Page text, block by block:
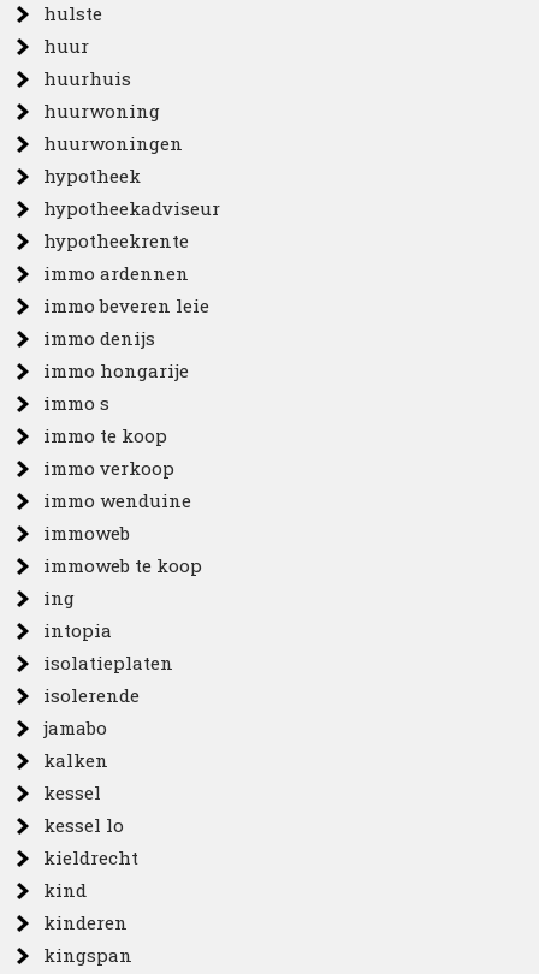
hulste
huur
huurhuis
huurwoning
huurwoningen
hypotheek
hypotheekadviseur
hypotheekrente
immo ardennen
immo beveren leie
immo denijs
immo hongarije
immo s
immo te koop
immo verkoop
immo wenduine
immoweb
immoweb te koop
ing
intopia
isolatieplaten
isolerende
jamabo
kalken
kessel
kessel lo
kieldrecht
kind
kinderen
kingspan